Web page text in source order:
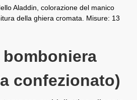
Aladdin, colorazione del manico
della ghiera cromata. Misure: 13
confezionato)